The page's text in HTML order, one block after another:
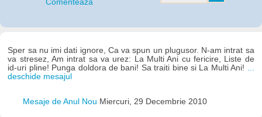
Comentează
Sper sa nu imi dati ignore, Ca va spun un plugusor. N-am intrat sa
va stresez, Am intrat sa va urez: La Multi Ani cu fericire, Liste de
id-uri pline! Punga doldora de bani! Sa traiti bine si La Multi Ani! ...
deschide mesajul
Mesaje de Anul Nou Miercuri, 29 Decembrie 2010